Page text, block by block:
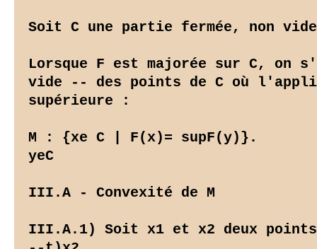
Soit C une partie fermée, non
Lorsque F est majorée sur C, on
vide -- des points de C où
supérieure :
M : {xe C | F(x)= supF(y)}.
yeC
III.A - Convexité de M
III.A.1) Soit x1 et x2 deux